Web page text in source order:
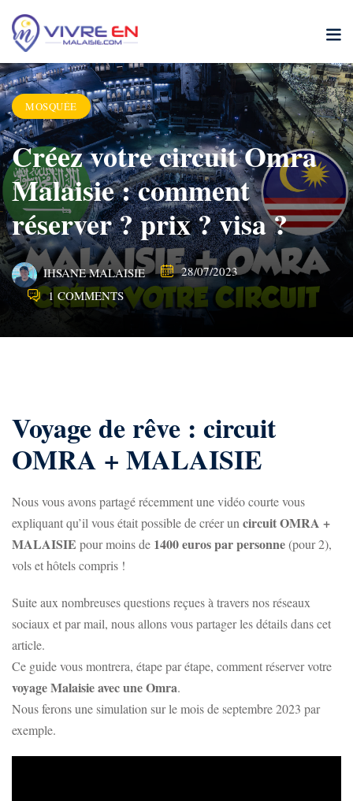
content
MOSQUÉE
Créez votre circuit Omra
Malaisie : comment
réserver ? prix ? visa ?
IHSANE MALAISIE
28/07/2023
1 COMMENTS
Voyage de rêve : circuit
OMRA + MALAISIE
Nous vous avons partagé récemment une vidéo courte vous
expliquant qu’il vous était possible de créer un circuit OMRA +
MALAISIE pour moins de 1400 euros par personne(pour 2),
vols et hôtels compris !
Suite aux nombreuses questions reçues à travers nos réseaux
sociaux et par mail, nous allons vous partager les détails dans cet
article.
Ce guide vous montrera, étape par étape, comment réserver votre
voyage Malaisie avec une Omra.
Nous ferons une simulation sur le mois de septembre 2023 par
exemple.